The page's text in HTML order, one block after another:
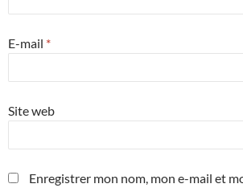
E-mail *
Site web
Enregistrer mon nom, mon e-mail et